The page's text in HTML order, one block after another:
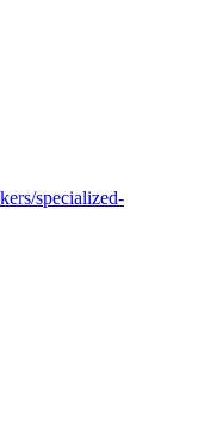
specialized-